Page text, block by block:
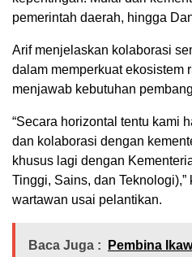
pemerintah daerah, hingga
Arif menjelaskan kolaborasi
dalam memperkuat ekosistem
menjawab kebutuhan
“Secara horizontal tentu kami
dan kolaborasi dengan
khusus lagi dengan
Tinggi, Sains, dan
wartawan usai pelantikan.
Baca Juga :
Pembina